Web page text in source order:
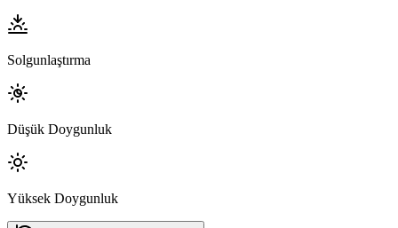
Solgunlaştırma
Düşük Doygunluk
Yüksek Doygunluk